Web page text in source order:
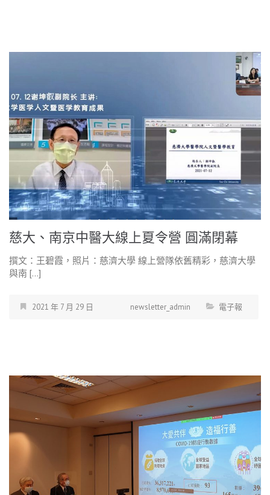
慈大、南京中醫大線上夏令營 圓滿閉幕
撰文：王碧霞，照片：慈濟大學 線上營隊依舊精彩，慈濟大學
與南 […]
2021 年 7 月 29 日 newsletter_admin 電子報